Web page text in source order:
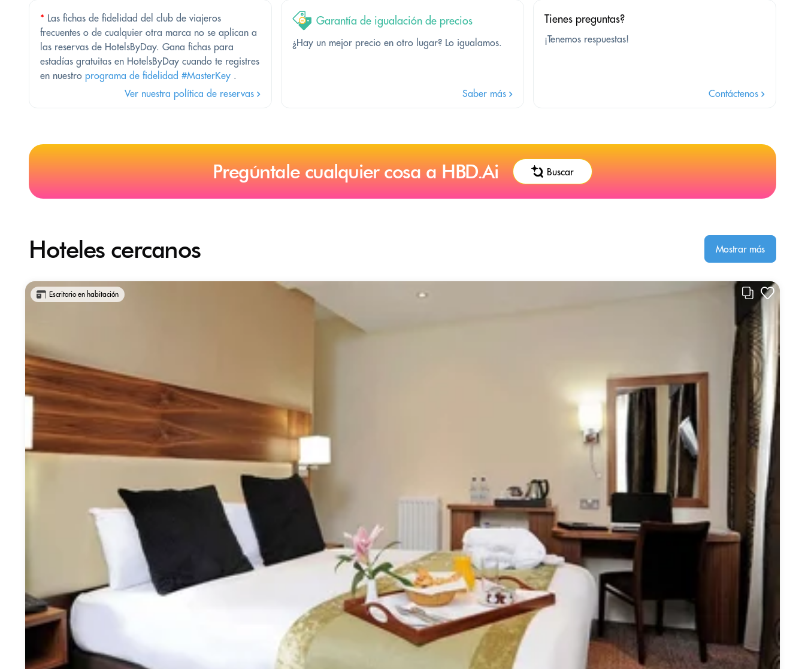
* Las fichas de fidelidad del club de viajeros
frecuentes o de cualquier otra marca no se aplican a
las reservas de HotelsByDay. Gana fichas para
estadías gratuitas en HotelsByDay cuando te registres
en nuestro programa de fidelidad #MasterKey .
Ver nuestra política de reservas
Garantía de igualación de precios
¿Hay un mejor precio en otro lugar? Lo igualamos.
Saber más
Tienes preguntas?
¡Tenemos respuestas!
Contáctenos
Pregúntale cualquier cosa a HBD.Ai Buscar
Hoteles cercanos Mostrar más
Escritorio en habitación